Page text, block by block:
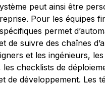
peut ainsi être
Pour les équipes
permet
de suivre des chaînes
et les ingénieurs,
les checklists de
de développement. Les